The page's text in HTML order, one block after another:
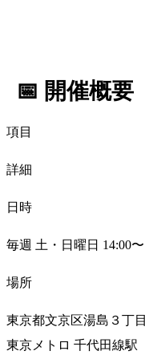
📅 開催概要
項目
詳細
日時
毎週 土・日曜日 14:00〜
場所
東京都文京区湯島３丁
東京メトロ 千代田線